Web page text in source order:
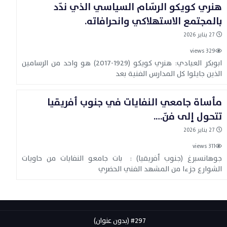
هنري كويكو الرسّام السياسي الذي ندّد
بالمجتمع الاستهلاكي وانحرافاته.
27 يناير 2026
329 views
ابوبكر العيادي: هنري كويكو (1929-2017) هو واحد من الرسامين
الذين جايلوا كل المدارس الفنية بعد
مأساة جامعي النفايات في جنوب أفريقيا
تتحول إلى فنّ….
27 يناير 2026
311 views
جوهانسبرغ (جنوب أفريقيا) : بات جامعو النفايات من حاويات
الشوارع جزءا من المشهد الفني الحضري
#297 (بدون عنوان)